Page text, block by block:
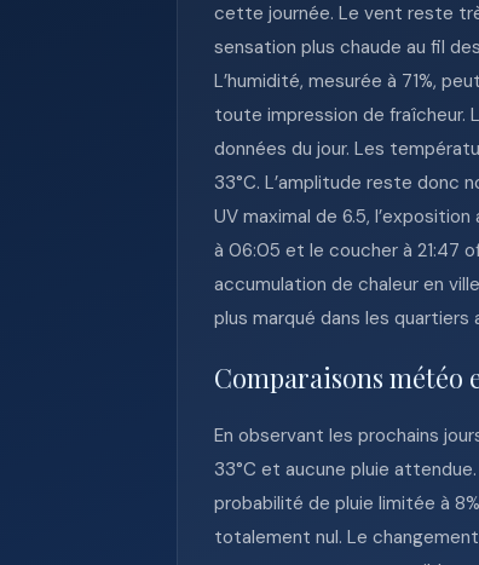
cette journée. Le vent reste
sensation plus chaude au fil
L’humidité, mesurée à 71%,
toute impression de fraîcheur.
données du jour. Les
33°C. L’amplitude reste donc
UV maximal de 6.5,
à 06:05 et le coucher à 21:47
accumulation de chaleur en
plus marqué dans les quartiers
Comparaisons météo
En observant les prochains
33°C et aucune pluie
probabilité de pluie limitée à
totalement nul. Le